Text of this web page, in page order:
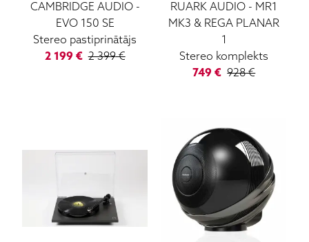
CAMBRIDGE AUDIO-
EVO 150 SE
Stereo pastiprinātājs
2 199€ 2 399€
RUARK AUDIO - MR1
MK3 & REGA PLANAR
1
Stereo komplekts
749 € 928€